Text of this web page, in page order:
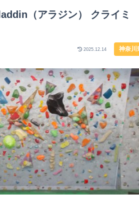
（アラジン） クライミ
2025.12.14 神奈川